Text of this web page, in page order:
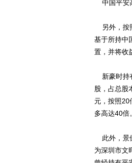
中国平安
另外，按
基于所持中
置，并将收
新豪时持
股，占总股
元，按照20
多高达40倍。
此外，景
为深圳市文